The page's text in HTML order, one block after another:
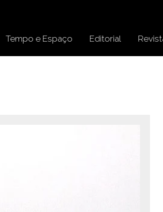
Tempo e Espaço Editorial